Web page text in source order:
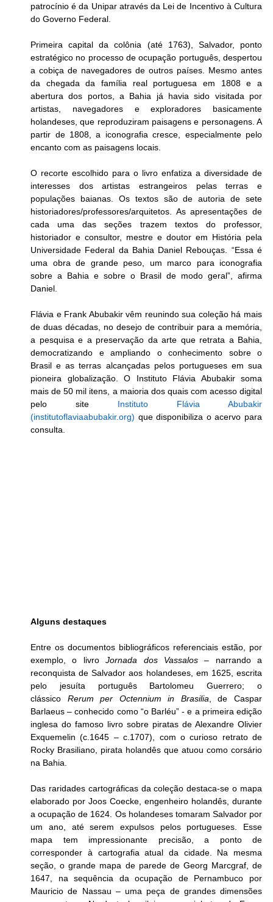
patrocínio é da Unipar através da Lei de Incentivo à Cultura
do Governo Federal.
Primeira capital da colônia (até 1763), Salvador, ponto
estratégico no processo de ocupação português, despertou
a cobiça de navegadores de outros países. Mesmo antes
da chegada da família real portuguesa em 1808 e a
abertura dos portos, a Bahia já havia sido visitada por
artistas, navegadores e exploradores basicamente
holandeses, que reproduziram paisagens e personagens. A
partir de 1808, a iconografia cresce, especialmente pelo
encanto com as paisagens locais.
O recorte escolhido para o livro enfatiza a diversidade de
interesses dos artistas estrangeiros pelas terras e
populações baianas. Os textos são de autoria de sete
historiadores/professores/arquitetos. As apresentações de
cada uma das seções trazem textos do professor,
historiador e consultor, mestre e doutor em História pela
Universidade Federal da Bahia Daniel Rebouças. “Essa é
uma obra de grande peso, um marco para iconografia
sobre a Bahia e sobre o Brasil de modo geral”, afirma
Daniel.
Flávia e Frank Abubakir vêm reunindo sua coleção há mais
de duas décadas, no desejo de contribuir para a memória,
a pesquisa e a preservação da arte que retrata a Bahia,
democratizando e ampliando o conhecimento sobre o
Brasil e as terras alcançadas pelos portugueses em sua
pioneira globalização. O Instituto Flávia Abubakir soma
mais de 50 mil itens, a maioria dos quais com acesso digital
pelo site Instituto Flávia Abubakir
(institutoflaviaabubakir.org) que disponibiliza o acervo para
consulta.
Alguns destaques
Entre os documentos bibliográficos referenciais estão, por
exemplo, o livro Jornada dos Vassalos – narrando a
reconquista de Salvador aos holandeses, em 1625, escrita
pelo jesuíta português Bartolomeu Guerrero; o
clássico Rerum per Octennium in Brasilia, de Caspar
Barlaeus – conhecido como “o Barléu” - e a primeira edição
inglesa do famoso livro sobre piratas de Alexandre Olivier
Exquemelin (c.1645 – c.1707), com o curioso retrato de
Rocky Brasiliano, pirata holandês que atuou como corsário
na Bahia.
Das raridades cartográficas da coleção destaca-se o mapa
elaborado por Joos Coecke, engenheiro holandês, durante
a ocupação de 1624. Os holandeses tomaram Salvador por
um ano, até serem expulsos pelos portugueses. Esse
mapa tem impressionante precisão, a ponto de
corresponder à cartografia atual da cidade. Na mesma
seção, o grande mapa de parede de Georg Marcgraf, de
1647, na sequência da ocupação de Pernambuco por
Mauricio de Nassau – uma peça de grandes dimensões